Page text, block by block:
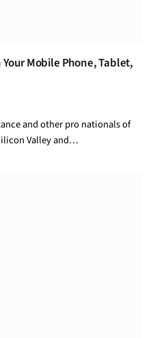
Your Mobile Phone, Tablet,
and other pro nationals of
Valley and…